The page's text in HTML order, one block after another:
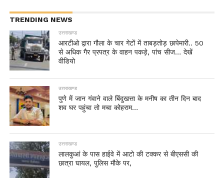
TRENDING NEWS
उत्तराखण्ड
आरटीओ द्वारा गौला के चार गेटों में ताबड़तोड़ छापेमारी.. 50
से अधिक गैर प्रपत्र के वाहन पकड़े, पांच सीज… देखें
वीडियो
उत्तराखण्ड
पुणे में जान गंवाने वाले बिंदुखत्ता के मनीष का तीन दिन बाद
शव घर पहुंचा तो मचा कोहराम…
उत्तराखण्ड
लालकुआं के पास हाईवे में आटो की टक्कर से बीएससी की
छात्रा घायल, पुलिस मौके पर,